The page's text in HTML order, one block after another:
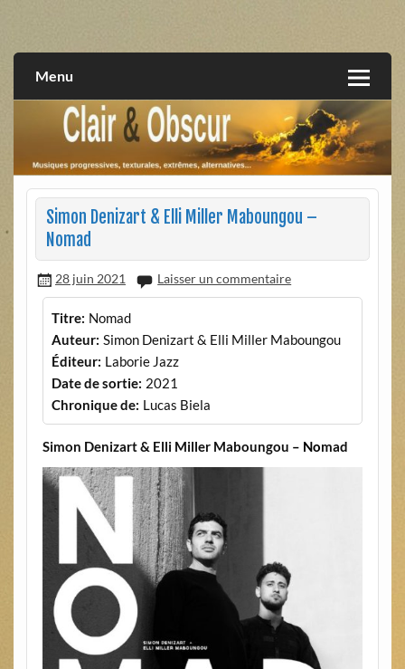
extrêmes, alternatives, texturales
Menu
Simon Denizart & Elli Miller Maboungou –
Nomad
28 juin 2021 Laisser un commentaire
Titre: Nomad
Auteur: Simon Denizart & Elli Miller Maboungou
Éditeur: Laborie Jazz
Date de sortie: 2021
Chronique de: Lucas Biela
Simon Denizart & Elli Miller Maboungou – Nomad